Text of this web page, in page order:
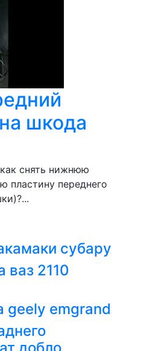
шкода
снять нижнюю
пластину переднего
субару
ваз 2110
geely emgrand